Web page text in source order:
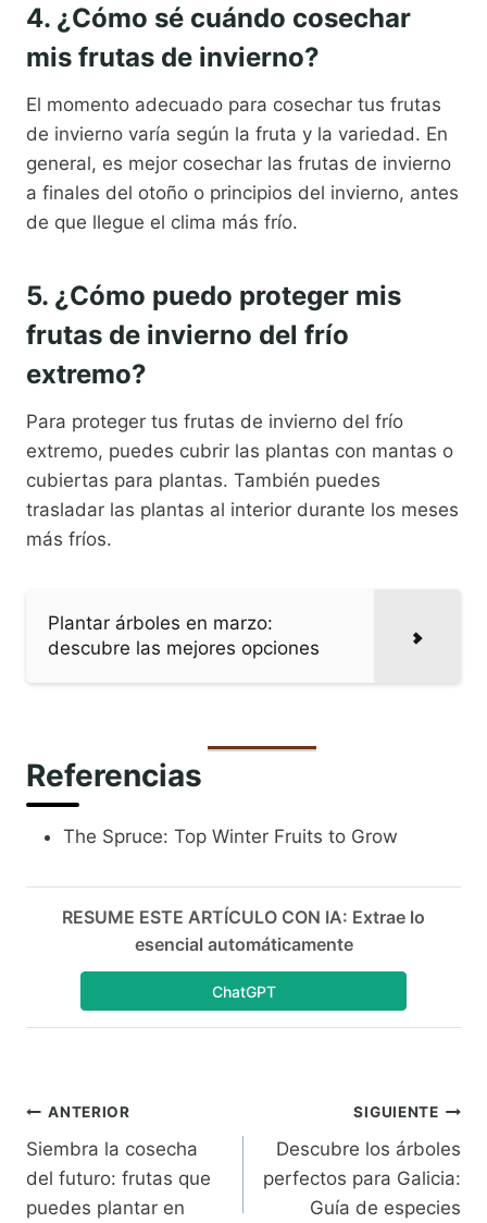
4. ¿Cómo sé cuándo cosechar
mis frutas de invierno?
El momento adecuado para cosechar tus frutas
de invierno varía según la fruta y la variedad. En
general, es mejor cosechar las frutas de invierno
a finales del otoño o principios del invierno, antes
de que llegue el clima más frío.
5. ¿Cómo puedo proteger mis
frutas de invierno del frío
extremo?
Para proteger tus frutas de invierno del frío
extremo, puedes cubrir las plantas con mantas o
cubiertas para plantas. También puedes
trasladar las plantas al interior durante los meses
más fríos.
Plantar árboles en marzo:
descubre las mejores opciones
Referencias
The Spruce: Top Winter Fruits to Grow
RESUME ESTE ARTÍCULO CON IA: Extrae lo
esencial automáticamente
ChatGPT
Navegación
de
entradas
ANTERIOR
Siembra la cosecha
del futuro: frutas que
puedes plantar en
SIGUIENTE
Descubre los árboles
perfectos para Galicia:
Guía de especies